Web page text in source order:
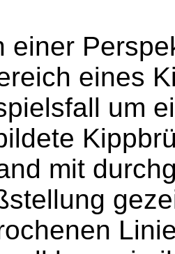
einer
eines
um
mit